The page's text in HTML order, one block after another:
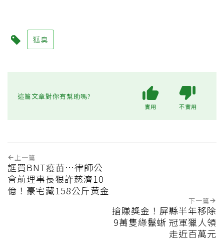
狐臭
這篇文章對你有幫助嗎?
實用 不實用
上一篇
誆買BNT疫苗…律師公
會前理事長狠詐慈濟10
億！豪宅藏158公斤黃金
下一篇
搶賺獎金！屏縣半年移除
9萬隻綠鬣蜥 冠軍獵人領
走近百萬元